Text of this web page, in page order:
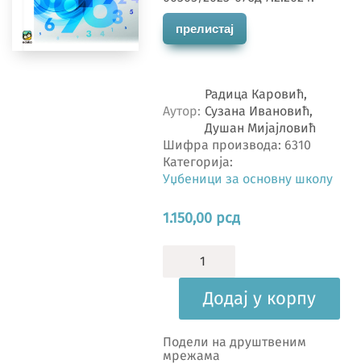
прелистај
Аутор
Радица Каровић,
Сузана Ивановић,
Душан Мијајловић
Шифра производа: 6310
Категорија:
Уџбеници за основну школу
1.150,00 рсд
задатака
количина
Додај у корпу
Подели на друштвеним
мрежама